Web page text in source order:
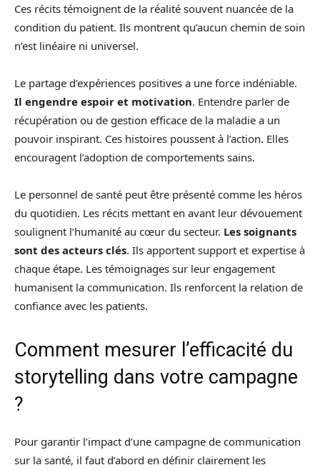
Ces récits témoignent de la réalité souvent nuancée de la
condition du patient. Ils montrent qu’aucun chemin de soin
n’est linéaire ni universel.
Le partage d’expériences positives a une force indéniable.
Il engendre espoir et motivation. Entendre parler de
récupération ou de gestion efficace de la maladie a un
pouvoir inspirant. Ces histoires poussent à l’action. Elles
encouragent l’adoption de comportements sains.
Le personnel de santé peut être présenté comme les héros
du quotidien. Les récits mettant en avant leur dévouement
soulignent l’humanité au cœur du secteur. Les soignants
sont des acteurs clés. Ils apportent support et expertise à
chaque étape. Les témoignages sur leur engagement
humanisent la communication. Ils renforcent la relation de
confiance avec les patients.
Comment mesurer l’efficacité du
storytelling dans votre campagne
?
Pour garantir l’impact d’une campagne de communication
sur la santé, il faut d’abord en définir clairement les